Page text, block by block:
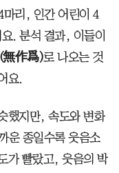
리, 인간 어린이 4
. 분석 결과, 이들이
無作爲)로 나오는 것
요.
했지만, 속도와 변화
운 종일수록 웃음소
가 빨랐고, 웃음의 박